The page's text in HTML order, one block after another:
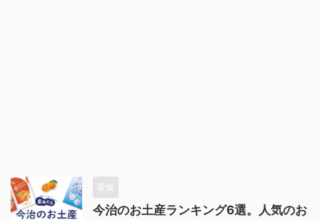
愛媛
今治のお土産ランキング6選。人気のお